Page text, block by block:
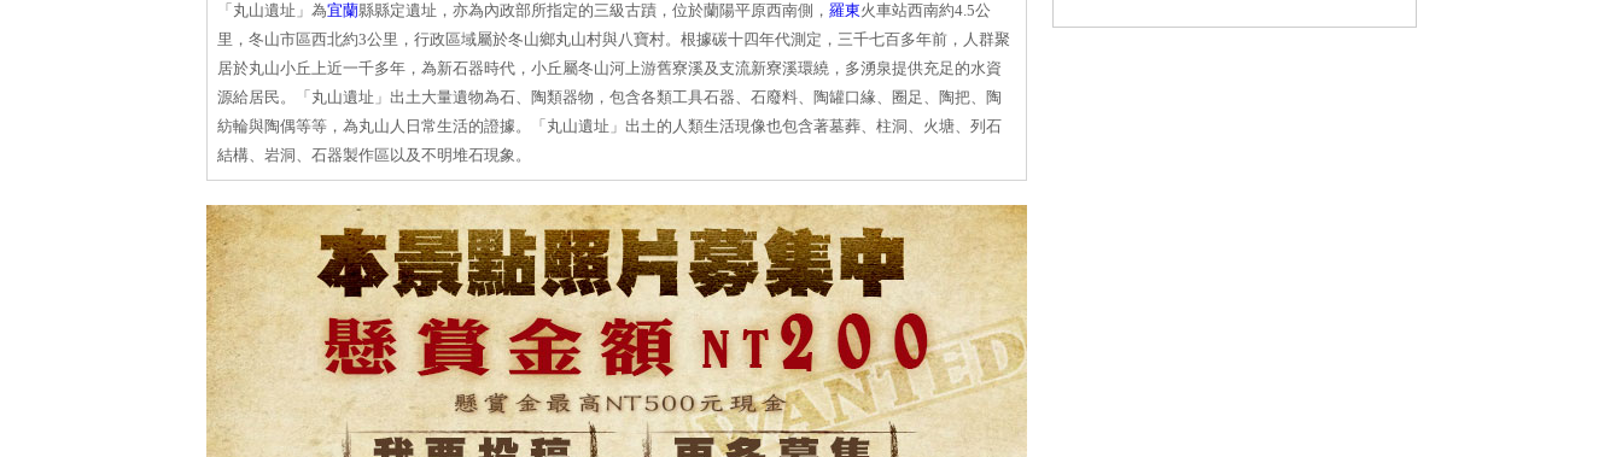
「丸山遺址」為宜蘭縣縣定遺址，亦為內政部所指定的三級古蹟，位於蘭陽平原西南側， 羅東火車站西南約4.5公
里，冬山市區西北約3公里，行政區域屬於冬山鄉丸山村與八寶村。根據碳十四年代測定，三千七百多年前，人群聚
居於丸山小丘上近一千多年，為新石器時代，小丘屬冬山河上游舊寮溪及支流新寮溪環繞，多湧泉提供充足的水資
源給居民。「丸山遺址」出土大量遺物為石、陶類器物，包含各類工具石器、石廢料、陶罐口緣、圈足、陶把、陶
紡輪與陶偶等等，為丸山人日常生活的證據。「丸山遺址」出土的人類生活現像也包含著墓葬、柱洞、火塘、列石
結構、岩洞、石器製作區以及不明堆石現象。